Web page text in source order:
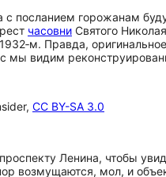
посланием горожанам
часовни Святого
Правда,
мы видим
CC BY-SA 3.0
Ленина, чтобы
возмущаются, мол, и